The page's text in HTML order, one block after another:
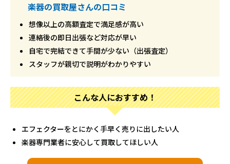
楽器の買取屋さんの口コミ
想像以上の高額査定で満足感が高い
連絡後の即日出張など対応が早い
自宅で完結できて手間が少ない（出張査定）
スタッフが親切で説明がわかりやすい
こんな人におすすめ！
エフェクターをとにかく手早く売りに出したい人
楽器専門業者に安心して買取してほしい人